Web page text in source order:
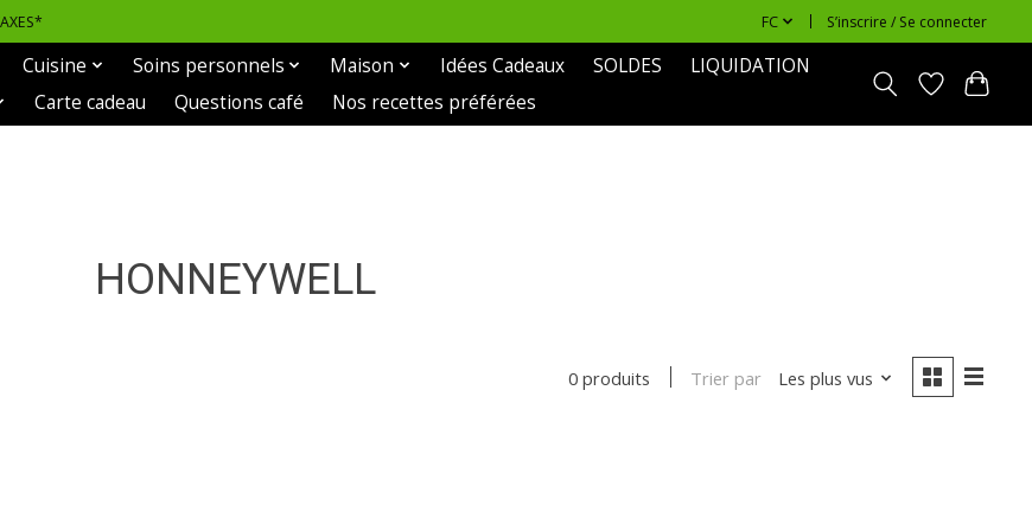
FC S’inscrire / Se connecter
Cuisine Soins personnels Maison Idées Cadeaux SOLDES
LIQUIDATION
Carte cadeau Questions café Nos recettes préférées
HONNEYWELL
0 produits Trier par Les plus vus